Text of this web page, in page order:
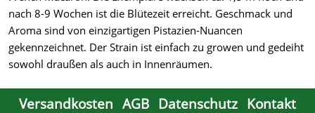
nach 8-9 Wochen ist die Blütezeit erreicht. Geschmack und
Aroma sind von einzigartigen Pistazien-Nuancen
gekennzeichnet. Der Strain ist einfach zu growen und gedeiht
sowohl draußen als auch in Innenräumen.
Versandkosten AGB Datenschutz Kontakt